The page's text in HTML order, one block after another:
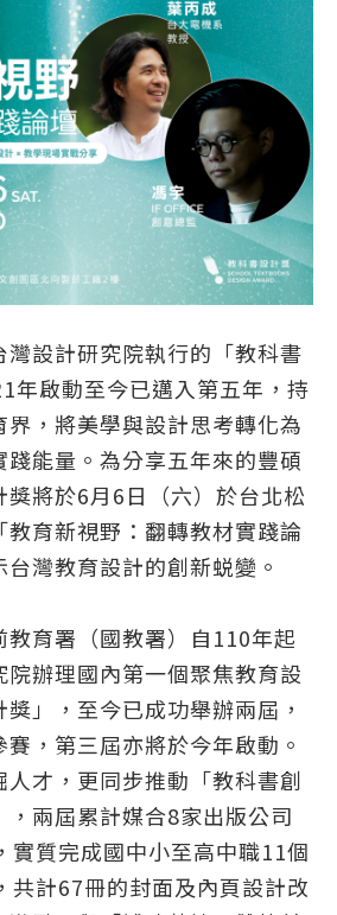
灣設計研究院執行的「教科書
年啟動至今已邁入第五年，持
，將美學與設計思考轉化為
能量。為分享五年來的豐碩
獎將於6月6日（六）於台北松
教育新視野：翻轉教材實踐論
灣教育設計的創新蜕變。
育署（國教署）自110年起
辦理國內第一個聚焦教育設
」，至今已成功舉辦兩屆，
，第三屆亦將於今年啟動。
才，更同步推動「教科書創
兩屆累計媒合8家出版公司
實質完成國中小至高中職11個
共計67冊的封面及內頁設計改